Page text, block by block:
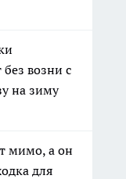
возни с
на зиму
мимо, а он
для